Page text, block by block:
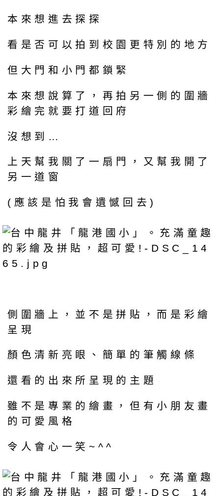
本來想進去探探
看是否可以拍到校園更特別的地方
但大門和小門都鎖緊
本來想說算了，再拍另一側的圍牆
彩繪完就要打道回府
沒想到…
上天幫我關了一扇門，又幫我開了
另一道窗
(應該是怕我會遺憾回去)
側圍牆上，並不是拼貼，而是彩繪
呈現
顏色清新亮眼、簡單的筆觸線條
還看的出來所呈現的主題
雖不是專業的繪畫，但有小朋友畫
的可愛風格
令人會心一笑~^^